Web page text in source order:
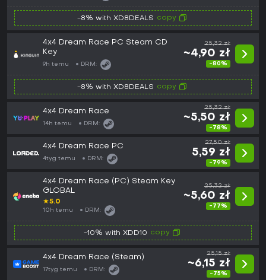
-8% with XD8DEALS copy
4x4 Dream Race PC Steam CD
Key
9h temu DRM:
25,32 zł
~4,90 zł
-80%
-8% with XD8DEALS copy
4x4 Dream Race
14h temu DRM:
25,32 zł
~5,50 zł
-78%
4x4 Dream Race PC
4tyg temu DRM:
27,50 zł
5,59 zł
-79%
4x4 Dream Race (PC) Steam Key
GLOBAL
★5.0
10h temu DRM:
25,32 zł
~5,60 zł
-77%
-10% with XDD10 copy
4x4 Dream Race (Steam)
17tyg temu DRM:
25,15 zł
~6,15 zł
-75%